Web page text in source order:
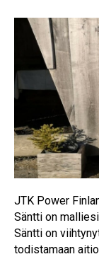
JTK Power
Säntti on
Säntti on
todistamaan